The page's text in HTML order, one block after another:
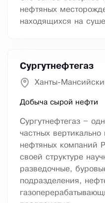
нефтяных
находящихся на
Сургутнефтегаз
Ханты-
Добыча сырой нефти
Сургутнефтегаз –
частных вертикально
нефтяных компаний
своей структуре
разведочные,
подразделения,